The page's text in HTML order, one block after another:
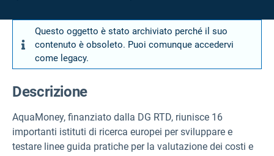
Questo oggetto è stato archiviato perché il suo
contenuto è obsoleto. Puoi comunque accedervi
come legacy.
Descrizione
AquaMoney, finanziato dalla DG RTD, riunisce 16
importanti istituti di ricerca europei per sviluppare e
testare linee guida pratiche per la valutazione dei costi e